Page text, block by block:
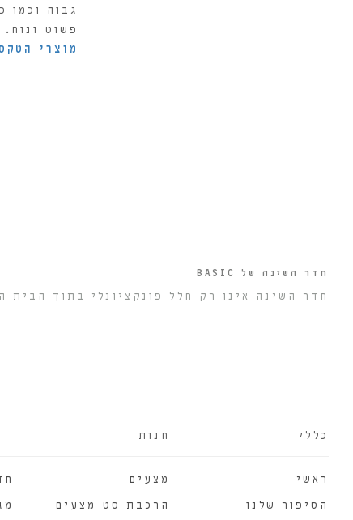
גבוה וכמו
פשוט
מוצרי
חדר השינה של BASIC
חדר השינה אינו רק חלל פונקציונלי בתוך
כללי
ראשי
הסיפור שלנו
חנות
מצעים
הרכבת סט מצעים